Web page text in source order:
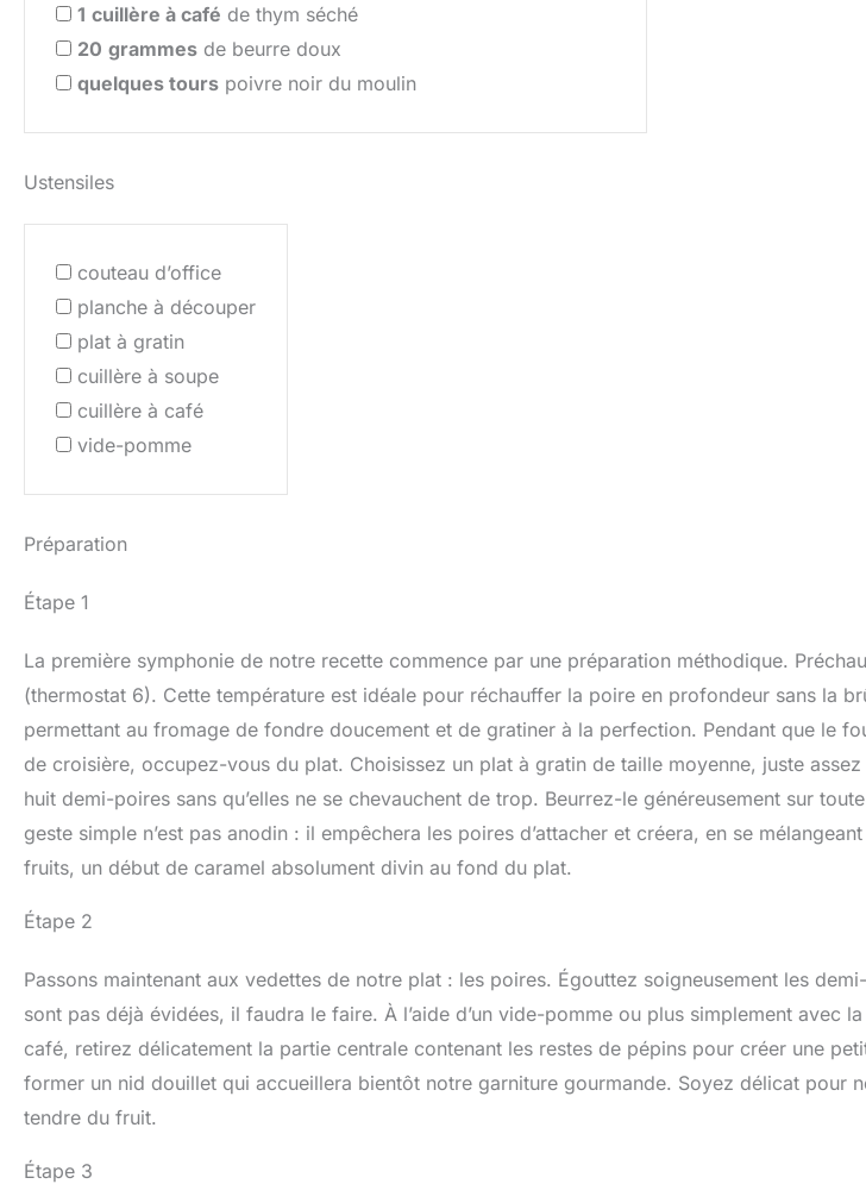
1 cuillère à café de thym séché
20 grammes de beurre doux
quelques tours poivre noir du moulin
Ustensiles
couteau d’office
planche à découper
plat à gratin
cuillère à soupe
cuillère à café
vide-pomme
Préparation
Étape 1
La première symphonie de notre recette commence par une préparation méthodique.
(thermostat 6). Cette température est idéale pour réchauffer la poire en profondeur sans la
permettant au fromage de fondre doucement et de gratiner à la perfection. Pendant que le
de croisière, occupez-vous du plat. Choisissez un plat à gratin de taille moyenne, juste
huit demi-poires sans qu’elles ne se chevauchent de trop. Beurrez-le généreusement sur
geste simple n’est pas anodin : il empêchera les poires d’attacher et créera, en se
fruits, un début de caramel absolument divin au fond du plat.
Étape 2
Passons maintenant aux vedettes de notre plat : les poires. Égouttez soigneusement les
sont pas déjà évidées, il faudra le faire. À l’aide d’un vide-pomme ou plus simplement avec
café, retirez délicatement la partie centrale contenant les restes de pépins pour créer une
former un nid douillet qui accueillera bientôt notre garniture gourmande. Soyez délicat pour
tendre du fruit.
Étape 3